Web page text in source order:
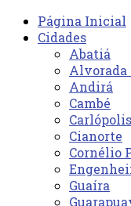
Página Inicial
Cidades
Abatiá
Alvorada
Andirá
Cambé
Carlópolis
Cianorte
Cornélio
Guaíra